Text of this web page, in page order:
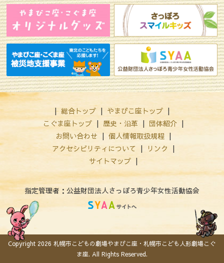
総合トップ
やまびこ座トップ
こぐま座トップ
歴史・沿革
団体紹介
お問い合わせ
個人情報取扱規程
アクセシビリティについて
リンク
サイトマップ
指定管理者：公益財団法人さっぽろ青少年女性活動協会
Copyright 2026 札幌市こどもの劇場やまびこ座・札幌市こども人形劇場こぐ
ま座. All Rights Reserved.